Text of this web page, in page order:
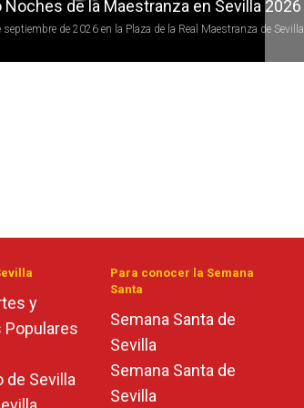
de la Maestranza en Sevilla 2026
de 2026 en la Plaza de la Real Maestranza de Sevilla
y
de Sevilla
Para conocer la Semana
Santa
Semana Santa de
Sevilla
Semana Santa de
Sevilla